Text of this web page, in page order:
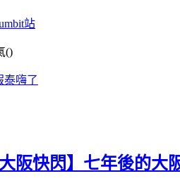
站
()
泰嗨了
大阪快閃】七年後的